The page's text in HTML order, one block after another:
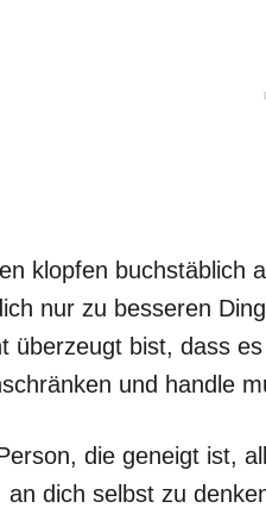
klopfen buchstäblich
nur zu besseren
überzeugt bist, dass
und handle
die geneigt ist,
an dich selbst zu